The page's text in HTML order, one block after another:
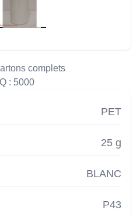
complets
: 5000
PET
25 g
BLANC
P43